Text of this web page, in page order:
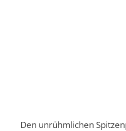
Den unrühmlichen